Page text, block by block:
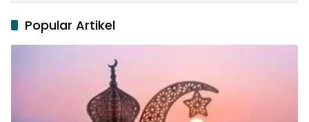
Popular Artikel